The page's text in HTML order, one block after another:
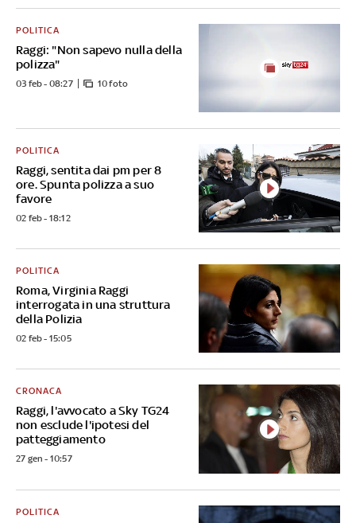
Raggi: "Non sapevo nulla della
polizza"
POLITICA
03 feb - 08:27 10 foto
Raggi, sentita dai pm per 8
ore. Spunta polizza a suo
favore
POLITICA
02 feb - 18:12
Roma, Virginia Raggi
interrogata in una struttura
della Polizia
POLITICA
02 feb - 15:05
Raggi, l'avvocato a Sky TG24
non esclude l'ipotesi del
patteggiamento
CRONACA
27 gen - 10:57
POLITICA